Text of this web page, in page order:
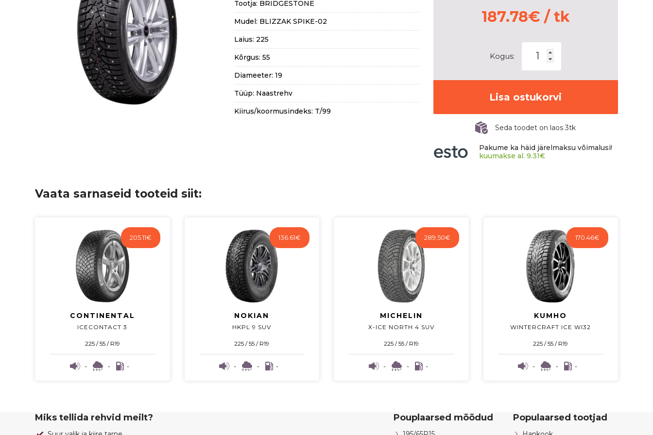
Tootja: BRIDGESTONE
Mudel: BLIZZAK SPIKE-02
Laius: 225
Kõrgus: 55
Diameeter: 19
Tüüp: Naastrehv
Kiirus/koormusindeks: T/99
187.78€ / tk
Kogus:
BLIZZAK
SPIKE-
02
kogus
Lisa ostukorvi
Seda toodet on laos 3tk
Pakume ka häid järelmaksu võimalusi!
kuumakse al. 9.31€
Vaata sarnaseid tooteid siit:
205.11€
CONTINENTAL
ICECONTACT 3
225 / 55 / R19
- - -
136.61€
NOKIAN
HKPL 9 SUV
225 / 55 / R19
- - -
289.50€
MICHELIN
X-ICE NORTH 4 SUV
225 / 55 / R19
- - -
170.46€
KUMHO
WINTERCRAFT ICE WI32
225 / 55 / R19
- - -
Miks tellida rehvid meilt? Pouplaarsed mõõdud Populaarsed tootjad